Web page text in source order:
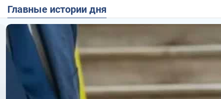
Главные истории дня